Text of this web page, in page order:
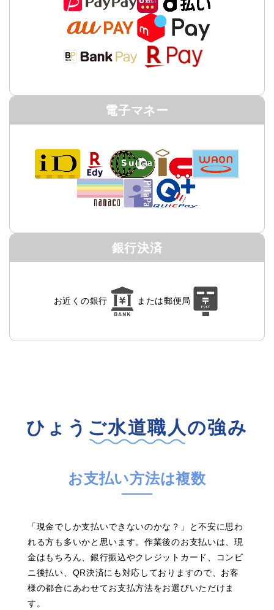
電子マネー
銀行決済
お近くの銀行 または郵便局
ひょうご水道職人の強み
お支払い方法は複数
「現金でしか支払いできないのかな？」と不安に思わ
れる方も多いかと思います。作業後のお支払いは、現
金はもちろん、銀行振込やクレジットカード、コンビ
ニ後払い、QR決済にも対応しておりますので、お客
様の都合にあわせてお支払方法をお選びいただけま
す。